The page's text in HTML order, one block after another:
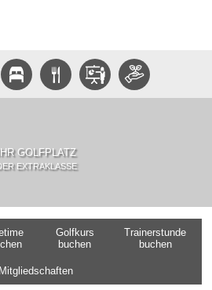
IHR GOLFPLATZ
EXTRAKLASSE
Golfkurs
buchen
Trainerstunde
buchen
Mitgliedschaften